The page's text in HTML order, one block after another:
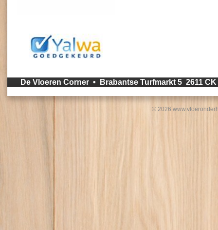
De Vloeren Corner • Brabantse Turfmarkt 5 2611
© 2026